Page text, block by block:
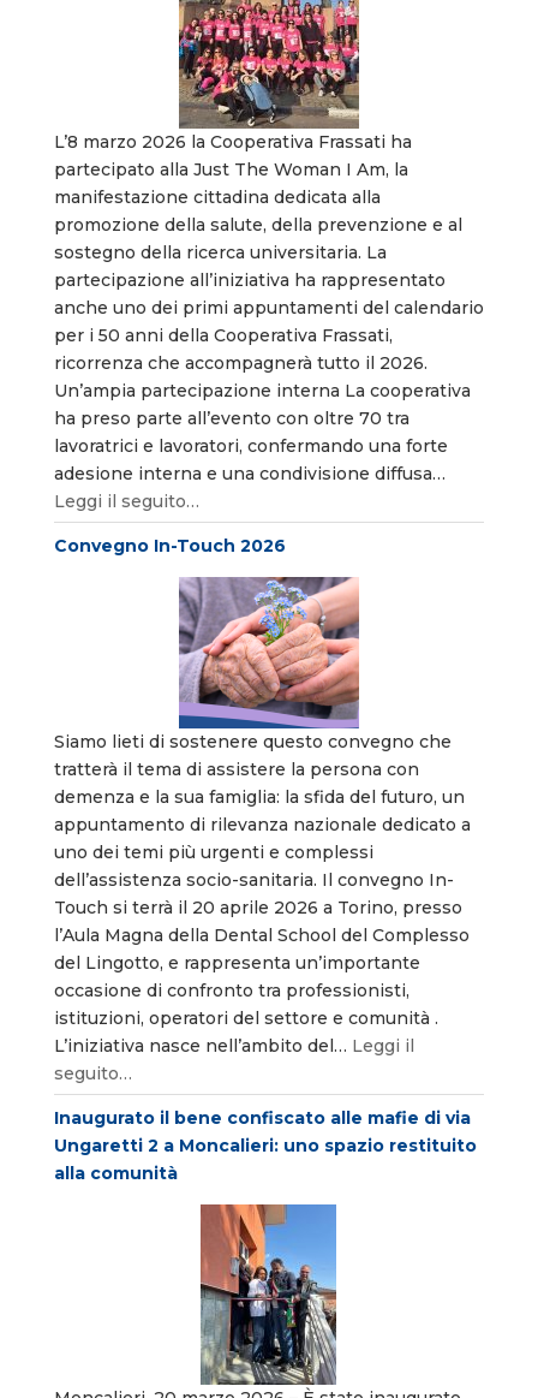
L’8 marzo 2026 la Cooperativa Frassati ha
partecipato alla Just The Woman I Am, la
manifestazione cittadina dedicata alla
promozione della salute, della prevenzione e al
sostegno della ricerca universitaria. La
partecipazione all’iniziativa ha rappresentato
anche uno dei primi appuntamenti del calendario
per i 50 anni della Cooperativa Frassati,
ricorrenza che accompagnerà tutto il 2026.
Un’ampia partecipazione interna La cooperativa
ha preso parte all’evento con oltre 70 tra
lavoratrici e lavoratori, confermando una forte
adesione interna e una condivisione diffusa…
Leggi il seguito…
Convegno In-Touch 2026
Siamo lieti di sostenere questo convegno che
tratterà il tema di assistere la persona con
demenza e la sua famiglia: la sfida del futuro, un
appuntamento di rilevanza nazionale dedicato a
uno dei temi più urgenti e complessi
dell’assistenza socio-sanitaria. Il convegno In-
Touch si terrà il 20 aprile 2026 a Torino, presso
l’Aula Magna della Dental School del Complesso
del Lingotto, e rappresenta un’importante
occasione di confronto tra professionisti,
istituzioni, operatori del settore e comunità .
L’iniziativa nasce nell’ambito del… Leggi il
seguito…
Inaugurato il bene confiscato alle mafie di via
Ungaretti 2 a Moncalieri: uno spazio restituito
alla comunità